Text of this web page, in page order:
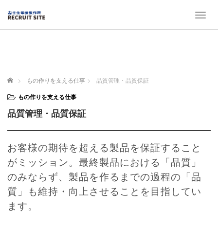
T
t
ホーム もの作りを支える仕事 品質管理・品質保証
もの作りを支える仕事
品質管理・品質保証
お客様の期待を超える製品を保証すること
がミッション。最終製品における「品質」
のみならず、製品を作るまでの過程の「品
質」も維持・向上させることを目指してい
ます。